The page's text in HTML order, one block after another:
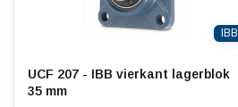
IBB
UCF 207 - IBB vierkant lagerblok
35 mm